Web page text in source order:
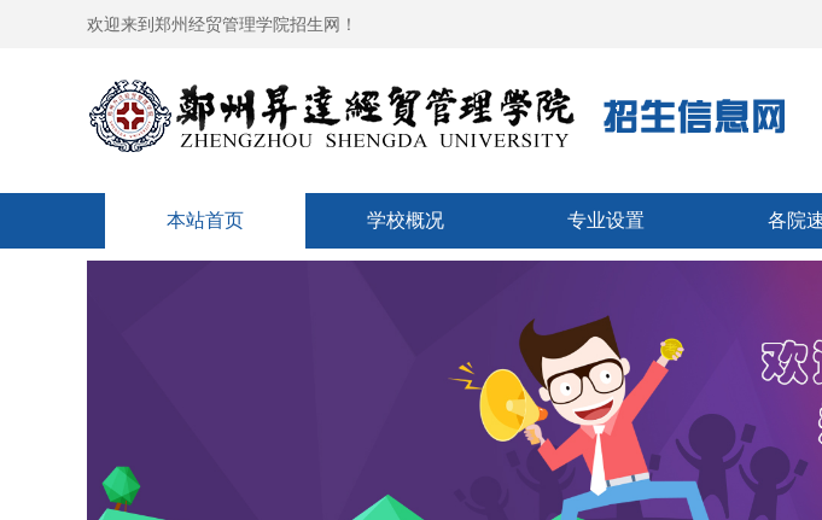
欢迎来到郑州经贸管理学院招生网！
本站首页 学校概况 专业设置 各院